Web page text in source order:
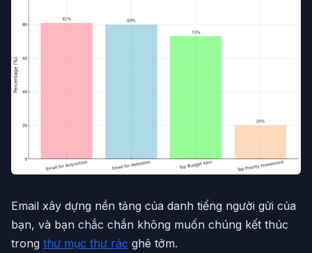
Email xây dựng nền tảng của danh tiếng người gửi của
bạn, và bạn chắc chắn không muốn chúng kết thúc
trong thư mục thư rác ghê tởm.